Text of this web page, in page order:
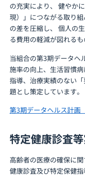
の充実により、 健やか
現）」につながる取り
の差を圧縮し、 個人の
る費用の軽減が図れる
当組合の第3期データヘ
施率の向上、生活習慣
指導、治療実績のない
題とし策定しています。
第3期データヘルス計
特定健康診査
高齢者の医療の確保に
健康診査及び特定保健